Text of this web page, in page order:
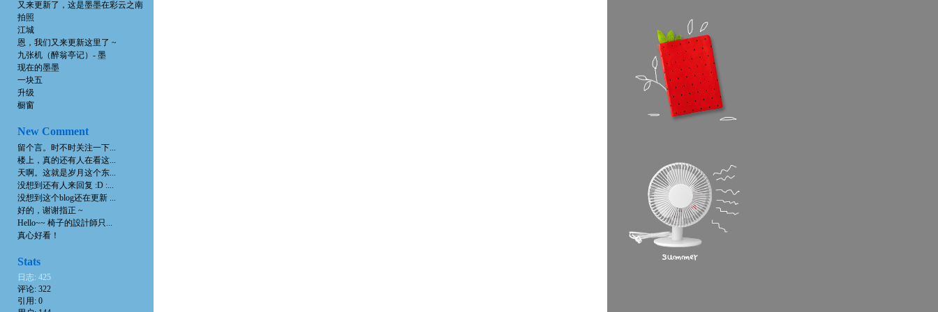
又来更新了，这是墨墨在彩云之南
拍照
江城
恩，我们又来更新这里了 ~
九张机（醉翁亭记）- 墨
现在的墨墨
一块五
升级
橱窗
New Comment
留个言。时不时关注一下...
楼上，真的还有人在看这...
天啊。这就是岁月这个东...
没想到还有人来回复 :D :...
没想到这个blog还在更新 ...
好的，谢谢指正 ~
Hello~~ 椅子的設計師只...
真心好看！
Stats
日志: 425
评论: 322
引用: 0